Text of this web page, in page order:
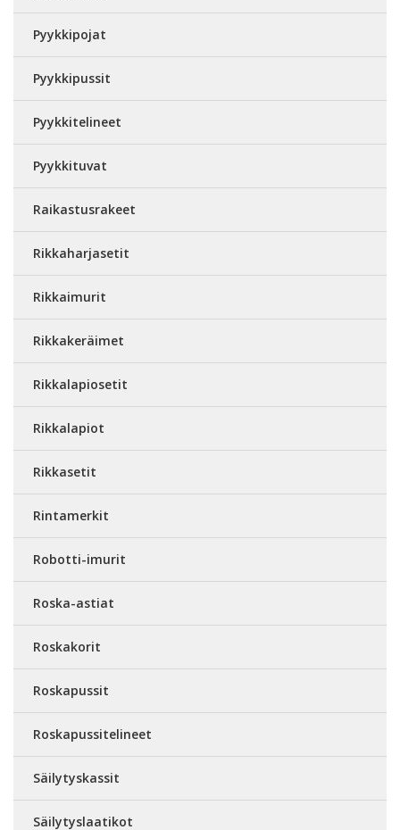
Pyykkipojat
Pyykkipussit
Pyykkitelineet
Pyykkituvat
Raikastusrakeet
Rikkaharjasetit
Rikkaimurit
Rikkakeräimet
Rikkalapiosetit
Rikkalapiot
Rikkasetit
Rintamerkit
Robotti-imurit
Roska-astiat
Roskakorit
Roskapussit
Roskapussitelineet
Säilytyskassit
Säilytyslaatikot